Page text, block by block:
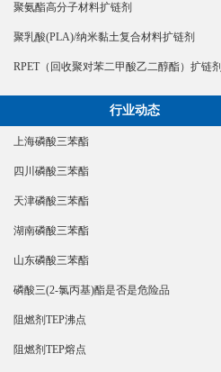
聚氨酯高分子材料扩链剂
聚乳酸(PLA)/纳米黏土复合材料扩链剂
RPET（回收聚对苯二甲酸乙二醇酯）扩链剂
行业动态
上海磷酸三苯酯
四川磷酸三苯酯
天津磷酸三苯酯
湖南磷酸三苯酯
山东磷酸三苯酯
磷酸三(2-氯丙基)酯是否是危险品
阻燃剂TEP沸点
阻燃剂TEP熔点